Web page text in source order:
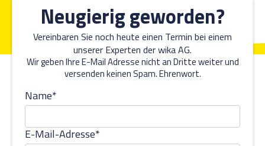
Neugierig geworden?
Vereinbaren Sie noch heute einen Termin bei einem
unserer Experten der wika AG.
Wir geben Ihre E-Mail Adresse nicht an Dritte weiter und
versenden keinen Spam. Ehrenwort.
Name*
E-Mail-Adresse*